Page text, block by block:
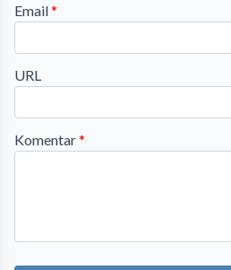
Email*
URL
Komentar*